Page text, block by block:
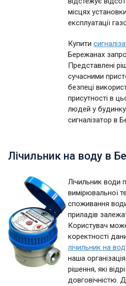
місцях
експлуатації
Купити
Бережанах
Представлені
сучасними
безпеці
присутності в
людей у
сигналізатор в
Лічильник на воду в
Лічильник води
вимірювальної
споживання
приладів
Користувач
коректності
лічильник на
наша
рішення, які
довговічністю.